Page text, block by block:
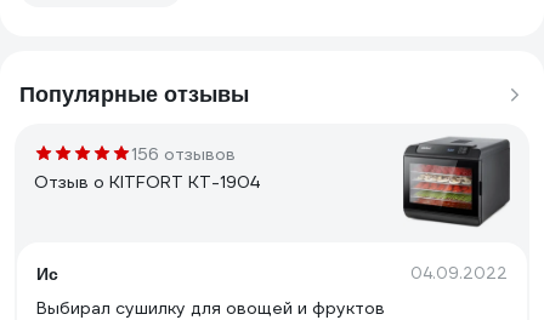
Популярные отзывы
156 отзывов
Отзыв о KITFORT KT-1904
Ис 04.09.2022
Выбирал сушилку для овощей и фруктов